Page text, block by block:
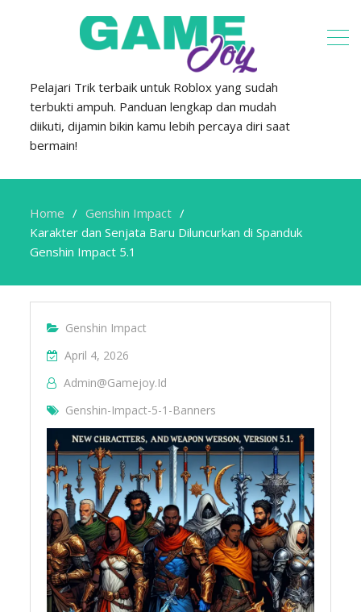
Pelajari Trik terbaik untuk Roblox yang sudah
terbukti ampuh. Panduan lengkap dan mudah
diikuti, dijamin bikin kamu lebih percaya diri saat
bermain!
Home
Genshin Impact
Karakter dan Senjata Baru Diluncurkan di Spanduk
Genshin Impact 5.1
Genshin Impact
April 4, 2026
Admin@gamejoy.id
Genshin-Impact-5-1-Banners